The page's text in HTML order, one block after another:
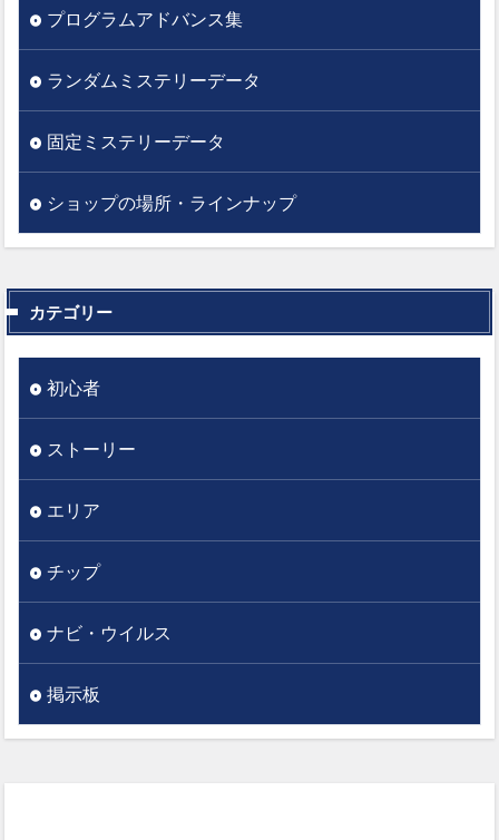
プログラムアドバンス集
ランダムミステリーデータ
固定ミステリーデータ
ショップの場所・ラインナップ
カテゴリー
初心者
ストーリー
エリア
チップ
ナビ・ウイルス
掲示板